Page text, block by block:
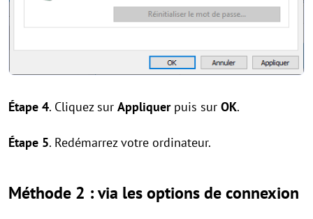
Étape 4. Cliquez sur Appliquerpuis sur OK.
Étape 5. Redémarrez votre ordinateur.
Méthode 2 : via les options de connexion